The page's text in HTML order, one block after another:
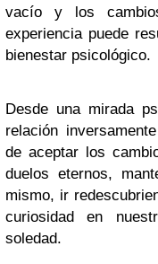
vacío y los
experiencia puede
bienestar psicológico.
Desde una mirada
relación
de aceptar los
duelos eternos,
mismo, ir
curiosidad en
soledad.